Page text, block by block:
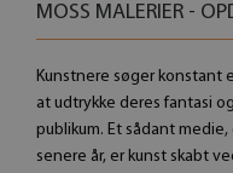
MOSS MALERIER -
Kunstnere søger konstant
at udtrykke deres fantasi
publikum. Et sådant
senere år, er kunst skabt